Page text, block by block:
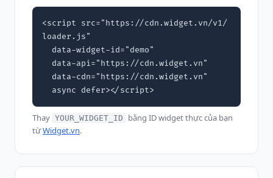
<script src="https://cdn.widget.vn/v1/
loader.js"
  async defer></script>
Thay YOUR_WIDGET_ID
bằng ID widget thực của bạn
từWidget.vn.